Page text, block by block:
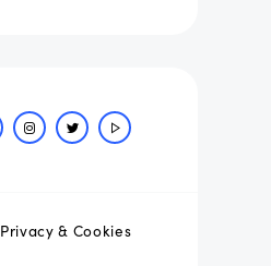
Privacy & Cookies